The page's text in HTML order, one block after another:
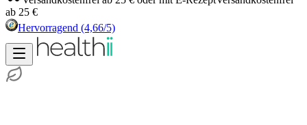
ab 25 €
Hervorragend (4,66/5)